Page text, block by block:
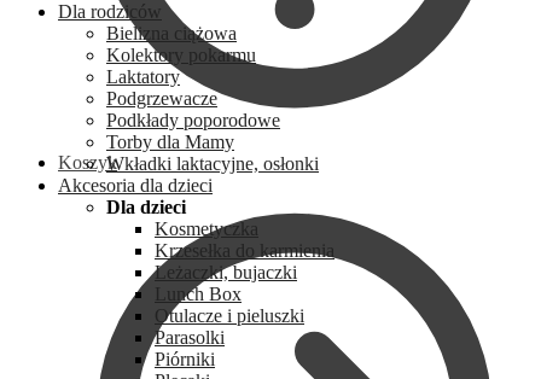
Koszyk
Dla rodziców
Bielizna ciążowa
Kolektory pokarmu
Laktatory
Podgrzewacze
Podkłady poporodowe
Torby dla Mamy
Wkładki laktacyjne, osłonki
Akcesoria dla dzieci
Dla dzieci
Kosmetyczka
Krzesełka do karmienia
Leżaczki, bujaczki
Lunch Box
Otulacze i pieluszki
Parasolki
Piórniki